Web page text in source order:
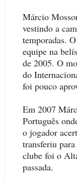
Márcio
vestindo a
temporadas.
equipe na
de 2005. O
do
foi pouco
Em 2007
Português
o jogador
transferiu
clube foi o
passada.